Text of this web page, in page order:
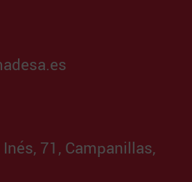
71, Campanillas,